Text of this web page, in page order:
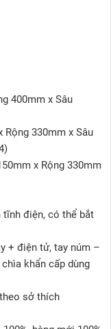
400mm x Sâu
Rộng 330mm x Sâu
x Rộng 330mm
tĩnh điện, có thể bắt
+ điện tử, tay núm –
khẩn cấp dùng
sở thích